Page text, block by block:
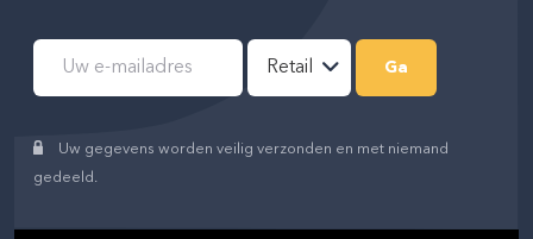
Uw gegevens worden veilig verzonden en met niemand
gedeeld.